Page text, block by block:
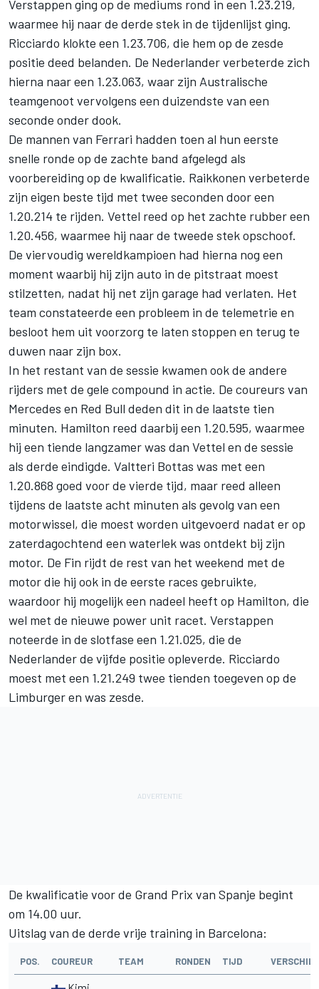
Verstappen ging op de mediums rond in een 1.23.219,
waarmee hij naar de derde stek in de tijdenlijst ging.
Ricciardo klokte een 1.23.706, die hem op de zesde
positie deed belanden. De Nederlander verbeterde zich
hierna naar een 1.23.063, waar zijn Australische
teamgenoot vervolgens een duizendste van een
seconde onder dook.
De mannen van Ferrari hadden toen al hun eerste
snelle ronde op de zachte band afgelegd als
voorbereiding op de kwalificatie. Raikkonen verbeterde
zijn eigen beste tijd met twee seconden door een
1.20.214 te rijden. Vettel reed op het zachte rubber een
1.20.456, waarmee hij naar de tweede stek opschoof.
De viervoudig wereldkampioen had hierna nog een
moment waarbij hij zijn auto in de pitstraat moest
stilzetten, nadat hij net zijn garage had verlaten. Het
team constateerde een probleem in de telemetrie en
besloot hem uit voorzorg te laten stoppen en terug te
duwen naar zijn box.
In het restant van de sessie kwamen ook de andere
rijders met de gele compound in actie. De coureurs van
Mercedes en Red Bull deden dit in de laatste tien
minuten. Hamilton reed daarbij een 1.20.595, waarmee
hij een tiende langzamer was dan Vettel en de sessie
als derde eindigde. Valtteri Bottas was met een
1.20.868 goed voor de vierde tijd, maar reed alleen
tijdens de laatste acht minuten als gevolg van een
motorwissel, die moest worden uitgevoerd nadat er op
zaterdagochtend een waterlek was ontdekt bij zijn
motor. De Fin rijdt de rest van het weekend met de
motor die hij ook in de eerste races gebruikte,
waardoor hij mogelijk een nadeel heeft op Hamilton, die
wel met de nieuwe power unit racet. Verstappen
noteerde in de slotfase een 1.21.025, die de
Nederlander de vijfde positie opleverde. Ricciardo
moest met een 1.21.249 twee tienden toegeven op de
Limburger en was zesde.
De kwalificatie voor de Grand Prix van Spanje begint
om 14.00 uur.
Uitslag van de derde vrije training in Barcelona:
POS. COUREUR TEAM RONDEN TIJD VERSCHIL